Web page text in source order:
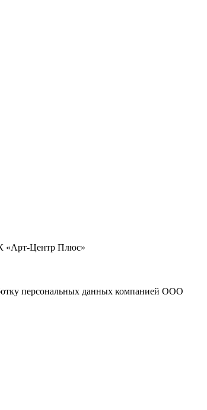
«Арт-Центр Плюс»
персональных данных компанией ООО